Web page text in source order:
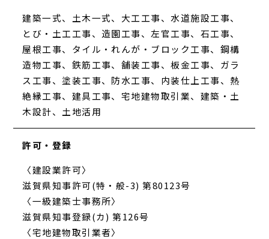
建築一式、土木一式、大工工事、水道施設工事、
とび・土工工事、造園工事、左官工事、石工事、
屋根工事、タイル・れんが・ブロック工事、鋼構
造物工事、鉄筋工事、舗装工事、板金工事、ガラ
ス工事、塗装工事、防水工事、内装仕上工事、熱
絶縁工事、建具工事、宅地建物取引業、建築・土
木設計、土地活用
許可・登録
〈建設業許可〉
滋賀県知事許可(特・般-3) 第80123号
〈一級建築士事務所〉
滋賀県知事登録(カ) 第126号
〈宅地建物取引業者〉